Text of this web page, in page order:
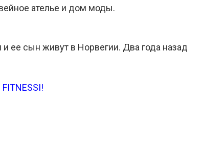
ателье и дом моды.
ее сын живут в Норвегии. Два года назад
FITNESSI!